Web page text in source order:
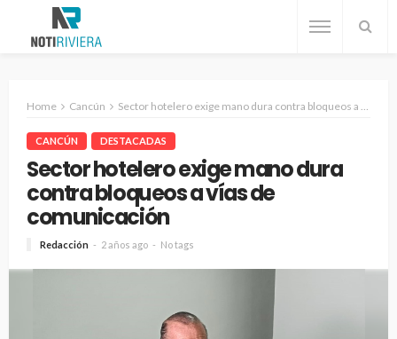
Home Cancún Sector hotelero exige mano dura contra bloqueos a vías de comunicación
CANCÚN DESTACADAS
Sector hotelero exige mano dura
contra bloqueos a vías de
comunicación
Redacción 2 años ago No tags